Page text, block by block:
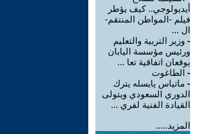
أيديولوجي.. كيف يؤطر
فيلم -المواطن المنتقم-
ال ...
- وزير التربية والتعليم
ورئيس مؤسسة اليابان
يوقعان اتفاقية تعا ...
- الطاغوت
- ماتياس يايسله يترك
الدوري السعودي ويتولى
القيادة الفنية لفري ...
المزيد.....